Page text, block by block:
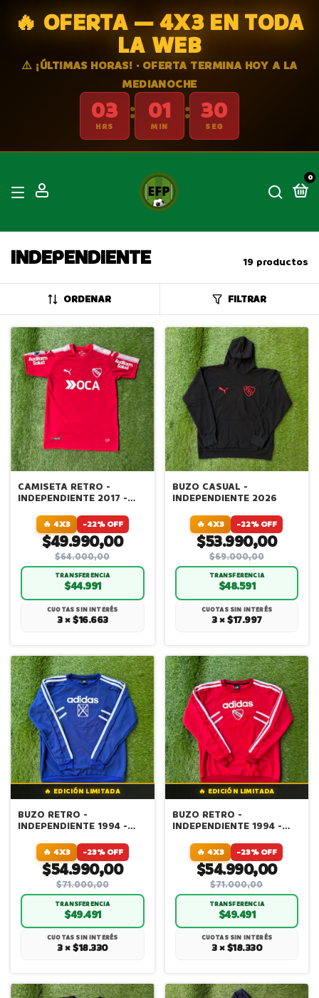
🔥 OFERTA — 4X3 EN TODA
LA WEB
⚠️ ¡ÚLTIMAS HORAS! · OFERTA TERMINA HOY A LA
MEDIANOCHE
03
HRS
: 01
MIN
: 29
SEG
0
INDEPENDIENTE 19 productos
ORDENAR FILTRAR
CAMISETA RETRO -
INDEPENDIENTE 2017 -
SUDAMERICANA
🔥 4X3 -22% OFF
$49.990,00
$64.000,00
TRANSFERENCIA
$44.991
CUOTAS SIN INTERÉS
3 × $16.663
BUZO CASUAL -
INDEPENDIENTE 2026
🔥 4X3 -22% OFF
$53.990,00
$69.000,00
TRANSFERENCIA
$48.591
CUOTAS SIN INTERÉS
3 × $17.997
🔥 EDICIÓN LIMITADA
BUZO RETRO -
INDEPENDIENTE 1994 -
🔥 4X3 -23% OFF
$54.990,00
$71.000,00
TRANSFERENCIA
$49.491
CUOTAS SIN INTERÉS
3 × $18.330
🔥 EDICIÓN LIMITADA
BUZO RETRO -
INDEPENDIENTE 1994 -
🔥 4X3 -23% OFF
$54.990,00
$71.000,00
TRANSFERENCIA
$49.491
CUOTAS SIN INTERÉS
3 × $18.330